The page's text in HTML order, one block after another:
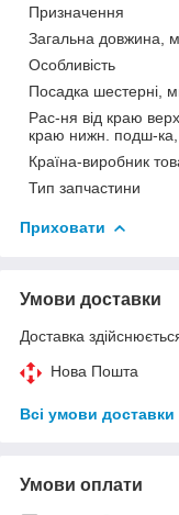
Призначення
Загальна довжина,
Особливість
Посадка шестерні,
Рас-ня від краю
краю нижн. подш-
Країна-виробник
Тип запчастини
Приховати
Умови доставки
Доставка
Нова Пошта
Всі умови доставки
Умови оплати